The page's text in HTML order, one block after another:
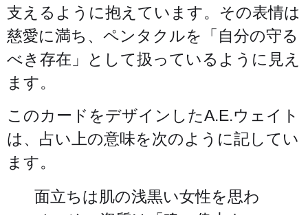
支えるように抱えています。その表情は
慈愛に満ち、ペンタクルを「自分の守る
べき存在」として扱っているように見え
ます。
このカードをデザインしたA.E.ウェイト
は、占い上の意味を次のように記してい
ます。
面立ちは肌の浅黒い女性を思わ